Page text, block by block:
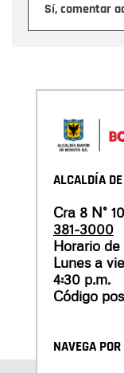
Sí, comentar
ALCALDÍA
Cra 8 N°
381-3000
Horario
Lunes a
4:30 p.m.
Código
NAVEGA